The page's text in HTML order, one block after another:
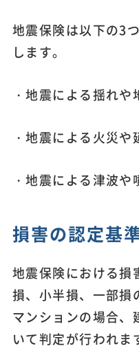
地震保険は以下の3
します。
・地震による揺れ
・地震による火災や
・地震による津波や
損害の認定基
地震保険における損
損、小半損、一部損
マンションの場合、
いて判定が行われま